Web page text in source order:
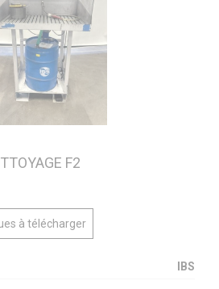
F2
à télécharger
IBS